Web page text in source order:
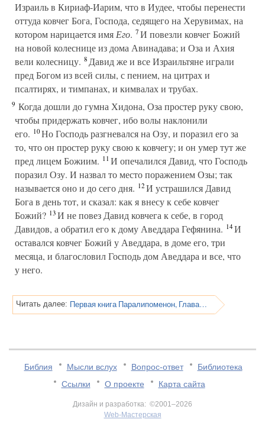
Израиль в Кириаф-Иарим, что в Иудее, чтобы перенести
оттуда ковчег Бога, Господа, седящего на Херувимах, на
котором нарицается имя Его. 7И повезли ковчег Божий
на новой колеснице из дома Авинадава; и Оза и Ахия
вели колесницу. 8Давид же и все Израильтяне играли
пред Богом из всей силы, с пением, на цитрах и
псалтирях, и тимпанах, и кимвалах и трубах.
9 Когда дошли до гумна Хидона, Оза простер руку свою,
чтобы придержать ковчег, ибо волы наклонили
его. 10Но Господь разгневался на Озу, и поразил его за
то, что он простер руку свою к ковчегу; и он умер тут же
пред лицем Божиим. 11И опечалился Давид, что Господь
поразил Озу. И назвал то место поражением Озы; так
называется оно и до сего дня. 12И устрашился Давид
Бога в день тот, и сказал: как я внесу к себе ковчег
Божий? 13И не повез Давид ковчега к себе, в город
Давидов, а обратил его к дому Аведдара Гефянина. 14И
оставался ковчег Божий у Аведдара, в доме его, три
месяца, и благословил Господь дом Аведдара и все, что
у него.
Читать далее: Первая книга Паралипоменон, Глава 14
Библия Мысли вслух Вопрос-ответ
Библиотека
Ссылки
О проекте Карта сайта
Дизайн и разработка: ©2001–2026
Web-Мастерская